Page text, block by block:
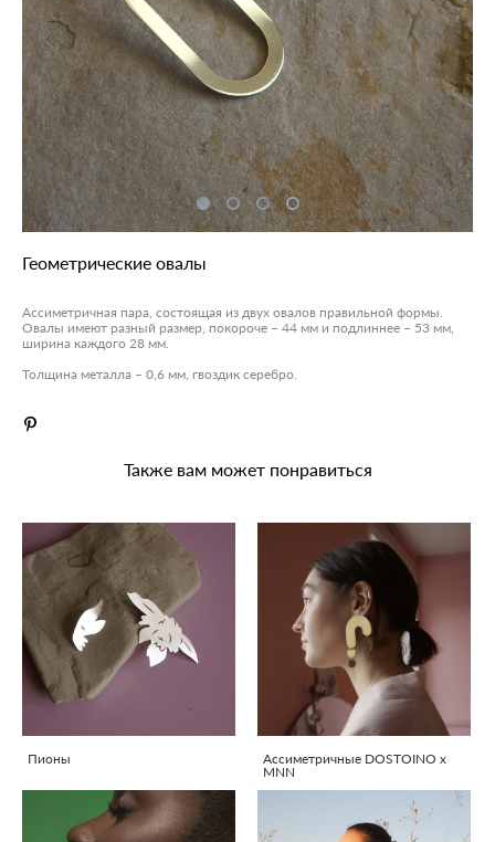
Геометрические овалы
Ассиметричная пара, состоящая из двух овалов правильной формы.
Овалы имеют разный размер, покороче – 44 мм и подлиннее – 53 мм,
ширина каждого 28 мм.
Толщина металла – 0,6 мм, гвоздик серебро.
Также вам может понравиться
Пионы
Ассиметричные DOSTOINO x
MNN